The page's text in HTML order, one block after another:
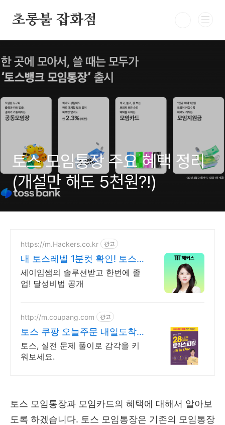
초롱불 잡화점
토스 모임통장 주요 혜택 정리
(개설만 해도 5천원?!)
https://m.Hackers.co.kr 광고
내 토스레벨 1분컷 확인! 토스
자료집도 무료다
세이임쌤의 솔루션받고 한번에 졸
업! 달성비법 공개
http://m.coupang.com 광고
토스 쿠팡 오늘주문 내일도착
로켓배송
토스, 실전 문제 풀이로 감각을 키
워보세요.
토스 모임통장과 모임카드의 혜택에 대해서 알아보
도록 하겠습니다. 토스 모임통장은 기존의 모임통장